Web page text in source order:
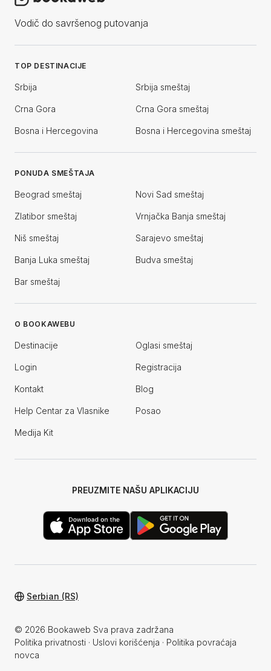
Vodič do savršenog putovanja
TOP DESTINACIJE
Srbija Srbija smeštaj
Crna Gora Crna Gora smeštaj
Bosna i Hercegovina Bosna i Hercegovina smeštaj
PONUDA SMEŠTAJA
Beograd smeštaj Novi Sad smeštaj
Zlatibor smeštaj Vrnjačka Banja smeštaj
Niš smeštaj Sarajevo smeštaj
Banja Luka smeštaj Budva smeštaj
Bar smeštaj
O BOOKAWEBU
Destinacije Oglasi smeštaj
Login Registracija
Kontakt Blog
Help Centar za Vlasnike Posao
Medija Kit
PREUZMITE NAŠU APLIKACIJU
© 2026 Bookaweb Sva prava zadržana
Politika privatnosti · Uslovi korišćenja · Politika povraćaja
novca
Serbian (RS)